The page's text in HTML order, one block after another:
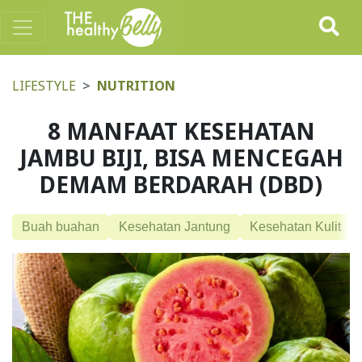
LIFESTYLE NUTRITION
8 MANFAAT KESEHATAN
JAMBU BIJI, BISA MENCEGAH
DEMAM BERDARAH (DBD)
Buah buahan Kesehatan Jantung Kesehatan Kulit